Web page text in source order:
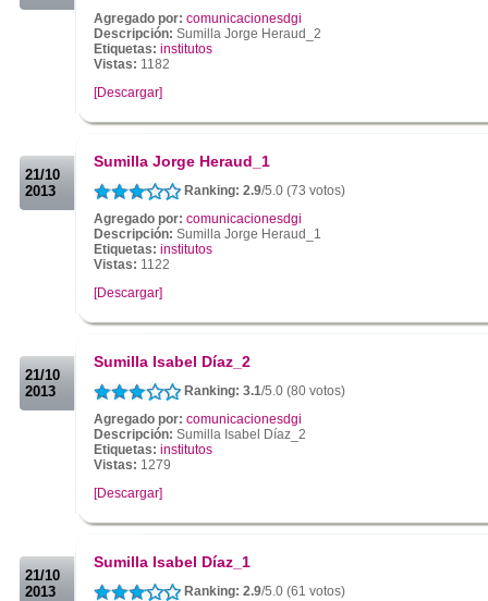
Agregado por: comunicacionesdgi
Descripción: Sumilla Jorge Heraud_2
Etiquetas: institutos
Vistas: 1182
[Descargar]
21/10
2013
Sumilla Jorge Heraud_1
Ranking: 2.9/5.0 (73 votos)
Agregado por: comunicacionesdgi
Descripción: Sumilla Jorge Heraud_1
Etiquetas: institutos
Vistas: 1122
[Descargar]
21/10
2013
Sumilla Isabel Díaz_2
Ranking: 3.1/5.0 (80 votos)
Agregado por: comunicacionesdgi
Descripción: Sumilla Isabel Díaz_2
Etiquetas: institutos
Vistas: 1279
[Descargar]
21/10
2013
Sumilla Isabel Díaz_1
Ranking: 2.9/5.0 (61 votos)